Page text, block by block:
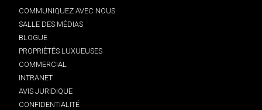
COMMUNIQUEZ AVEC NOUS
SALLE DES MÉDIAS
BLOGUE
PROPRIÉTÉS LUXUEUSES
COMMERCIAL
INTRANET
AVIS JURIDIQUE
CONFIDENTIALITÉ